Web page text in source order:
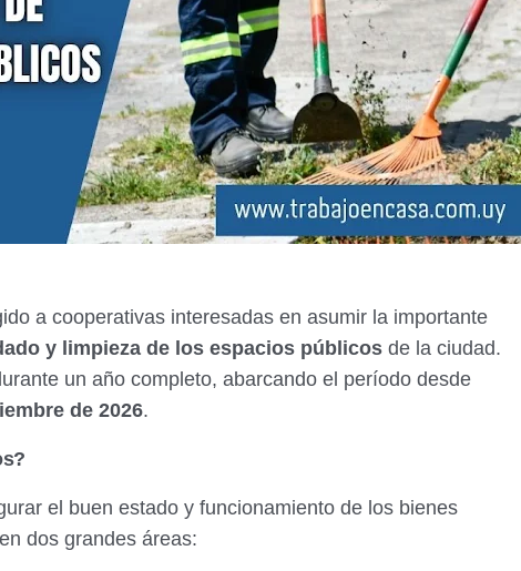
a cooperativas interesadas en asumir la importante
y limpieza de los espacios públicos de la ciudad.
un año completo, abarcando el período desde
de 2026.
el buen estado y funcionamiento de los bienes
dos grandes áreas: